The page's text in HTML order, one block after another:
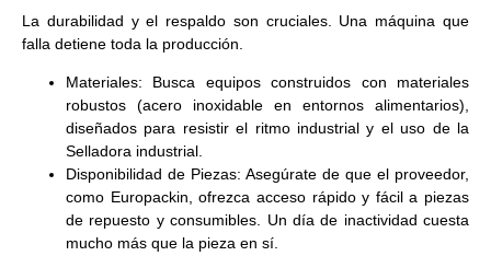
La durabilidad y el respaldo son cruciales. Una máquina que
falla detiene toda la producción.
Materiales: Busca equipos construidos con materiales
robustos (acero inoxidable en entornos alimentarios),
diseñados para resistir el ritmo industrial y el uso de la
Selladora industrial
Disponibilidad de Piezas: Asegúrate de que el proveedor,
como Europackin, ofrezca acceso rápido y fácil a piezas
de repuesto y consumibles. Un día de inactividad cuesta
mucho más que la pieza en sí.